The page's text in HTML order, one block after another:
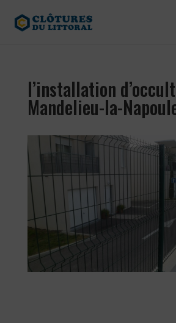
l’installation
Mandelieu-la-